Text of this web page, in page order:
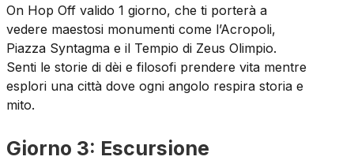
On Hop Off valido 1 giorno, che ti porterà a
vedere maestosi monumenti come l’Acropoli,
Piazza Syntagma e il Tempio di Zeus Olimpio.
Senti le storie di dèi e filosofi prendere vita mentre
esplori una città dove ogni angolo respira storia e
mito.
Giorno 3: Escursione